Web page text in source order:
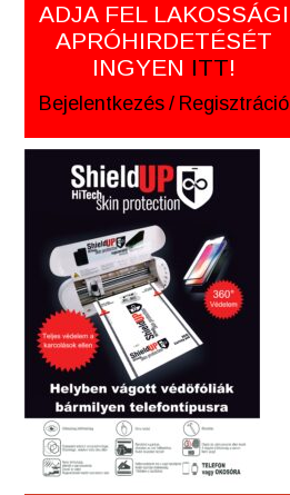
ADJA FEL LAKOSSÁGI
APRÓHIRDETÉSÉT
INGYEN ITT!
Bejelentkezés / Regisztráció